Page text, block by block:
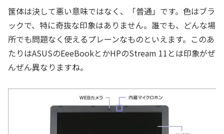
筺体は決して悪い意味ではなく、「普通」です。色はブラ
ックで、特に奇抜な印象はありません。誰でも、どんな場
所でも問題なく使えるプレーンなものといえます。このあ
たりはASUSのEeeBookとかHPのStream 11とは印象がぜ
んぜん異なりますね。